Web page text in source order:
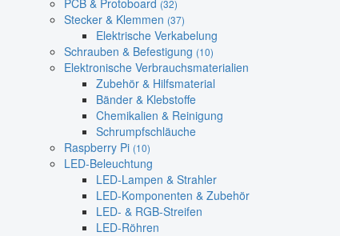
PCB & Protoboard (32)
Stecker & Klemmen (37)
Elektrische Verkabelung
Schrauben & Befestigung (10)
Elektronische Verbrauchsmaterialien
Zubehör & Hilfsmaterial
Bänder & Klebstoffe
Chemikalien & Reinigung
Schrumpfschläuche
Raspberry Pi (10)
LED-Beleuchtung
LED-Lampen & Strahler
LED-Komponenten & Zubehör
LED- & RGB-Streifen
LED-Röhren